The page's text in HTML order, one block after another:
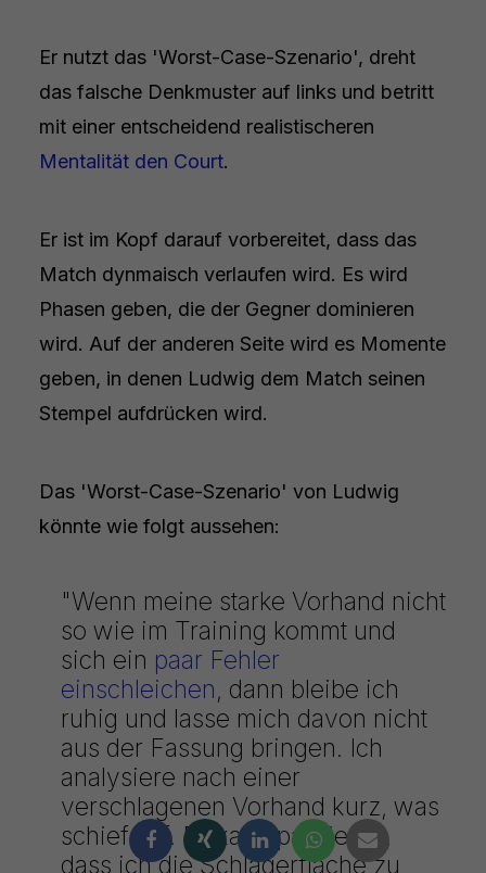
Er nutzt das 'Worst-Case-Szenario', dreht
das falsche Denkmuster auf links und betritt
mit einer entscheidend realistischeren
Mentalität den Court.
Er ist im Kopf darauf vorbereitet, dass das
Match dynmaisch verlaufen wird. Es wird
Phasen geben, die der Gegner dominieren
wird. Auf der anderen Seite wird es Momente
geben, in denen Ludwig dem Match seinen
Stempel aufdrücken wird.
Das 'Worst-Case-Szenario' von Ludwig
könnte wie folgt aussehen:
"Wenn meine starke Vorhand nicht
so wie im Training kommt und
sich ein paar Fehler
einschleichen, dann bleibe ich
ruhig und lasse mich davon nicht
aus der Fassung bringen. Ich
analysiere nach einer
verschlagenen Vorhand kurz, was
schief lief. Es kann passieren,
dass ich die Schlägerfläche zu